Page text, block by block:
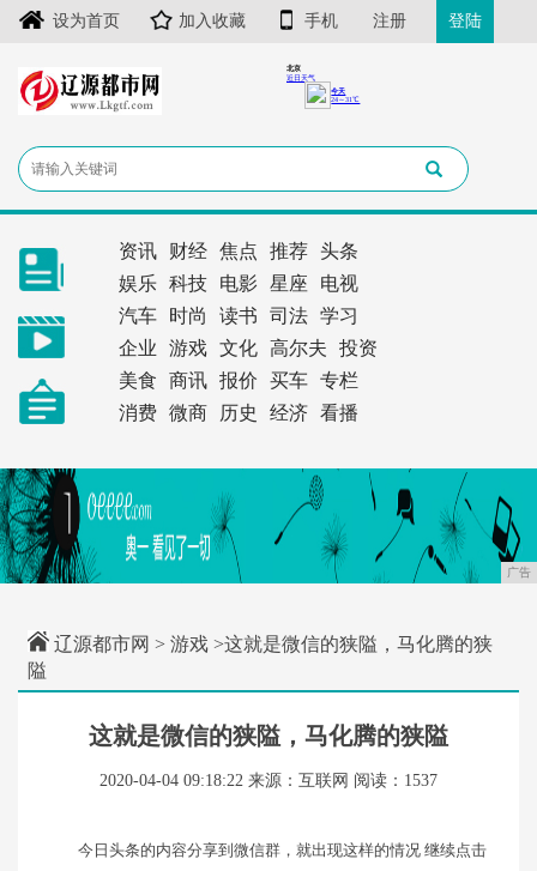
设为首页 加入收藏 手机 注册 登陆
资讯 财经 焦点 推荐
头条
娱乐
科技 电影 星座
电视
汽车
时尚 读书 司法
学习
企业
游戏 文化 高尔夫
投资
美食
商讯 报价 买车
专栏
消费
微商 历史 经济 看播
广告
辽源都市网 > 游戏 >这就是微信的狭隘，马化腾的狭
隘
这就是微信的狭隘，马化腾的狭隘
2020-04-04 09:18:22 来源：互联网 阅读：1537
今日头条的内容分享到微信群，就出现这样的情况 继续点击